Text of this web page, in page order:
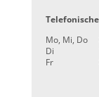
Mo, Mi, Do
Di
Fr